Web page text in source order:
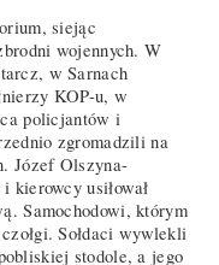
siejąc
wojennych. W
w Sarnach
KOP-u, w
policjantów i
zgromadzili na
Józef Olszyna-
usiłował
Samochodowi, którym
Sołdaci wywlekli
stodole, a jego